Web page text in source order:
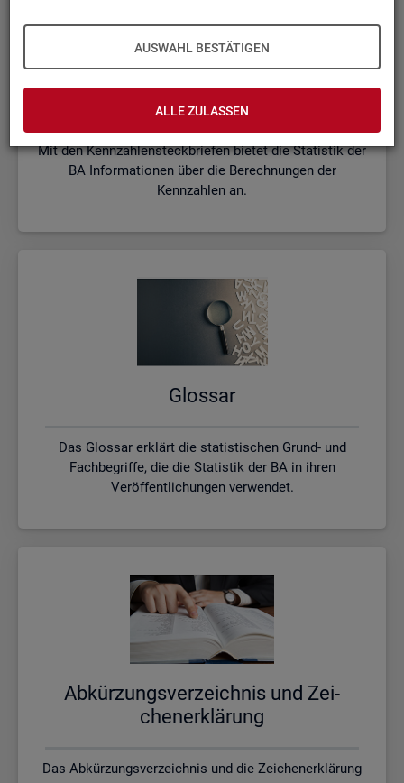
AUSWAHL BESTÄTIGEN
ALLE ZULASSEN
Mit den Kennzahlensteckbriefen bietet die Statistik der
BA Informationen über die Berechnungen der
Kennzahlen an.
Glos­sar
Das Glossar erklärt die statistischen Grund- und
Fachbegriffe, die die Statistik der BA in ihren
Veröffentlichungen verwendet.
Ab­kür­zungs­ver­zeich­nis und Zei­
chen­er­klä­rung
Das Abkürzungsverzeichnis und die Zeichenerklärung